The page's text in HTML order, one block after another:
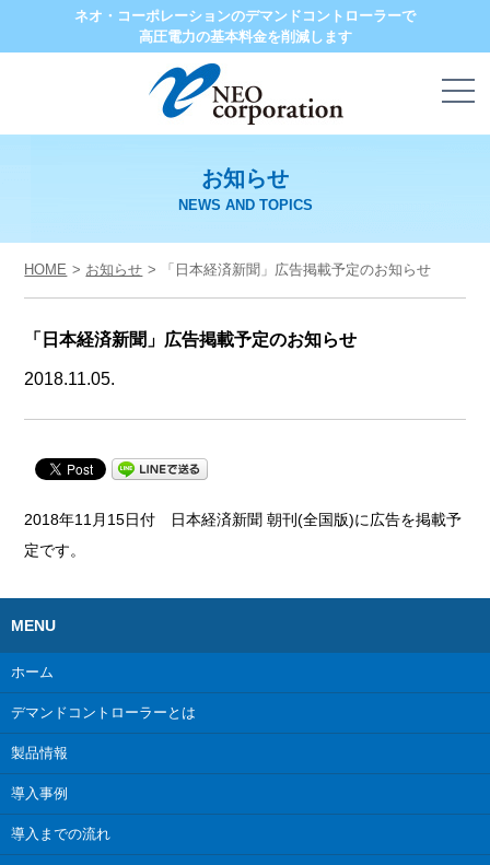
ネオ・コーポレーションのデマンドコントローラーで
高圧電力の基本料金を削減します
お知らせ
NEWS AND TOPICS
HOME お知らせ 「日本経済新聞」広告掲載予定のお知らせ
「日本経済新聞」広告掲載予定のお知らせ
2018.11.05.
2018年11月15日付 日本経済新聞 朝刊(全国版)に広告を掲載予
定です。
MENU
ホーム
デマンドコントローラーとは
製品情報
導入事例
導入までの流れ